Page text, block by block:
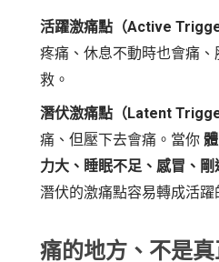
活躍激痛點（Active
疼痛、休息不動時也會痛
救。
潛伏激痛點（Latent
痛、但壓下去會痛。當你
力大、睡眠不足、感冒、剛
潛伏的激痛點容易轉成活躍
痛的地方、不是